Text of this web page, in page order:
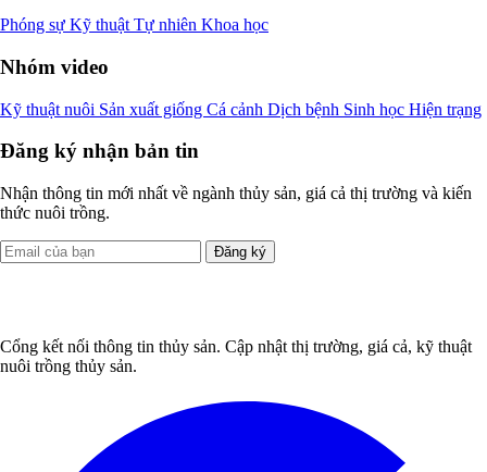
Phóng sự Kỹ thuật Tự nhiên Khoa học
Nhóm video
Kỹ thuật nuôi Sản xuất giống Cá cảnh Dịch bệnh Sinh học Hiện trạng
Đăng ký nhận bản tin
Nhận thông tin mới nhất về ngành thủy sản, giá cả thị trường và kiến
thức nuôi trồng.
Đăng ký
Cổng kết nối thông tin thủy sản. Cập nhật thị trường, giá cả, kỹ thuật
nuôi trồng thủy sản.